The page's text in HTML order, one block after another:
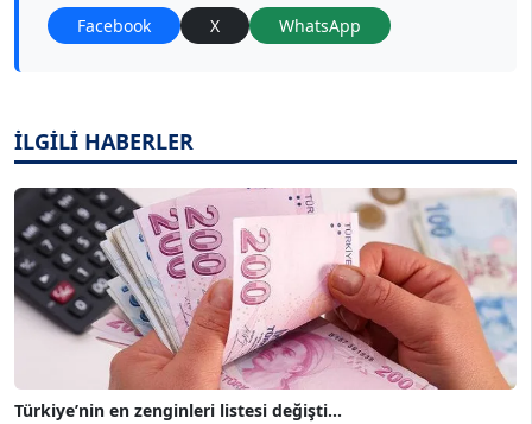
Facebook X WhatsApp
İLGİLİ HABERLER
Türkiye’nin en zenginleri listesi değişti...